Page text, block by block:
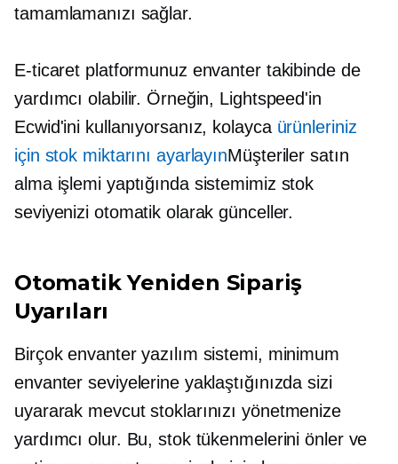
tamamlamanızı sağlar.
E-ticaret platformunuz envanter takibinde de
yardımcı olabilir. Örneğin, Lightspeed'in
Ecwid'ini kullanıyorsanız, kolayca ürünleriniz
için stok miktarını ayarlayınMüşteriler satın
alma işlemi yaptığında sistemimiz stok
seviyenizi otomatik olarak günceller.
Otomatik Yeniden Sipariş
Uyarıları
Birçok envanter yazılım sistemi, minimum
envanter seviyelerine yaklaştığınızda sizi
uyararak mevcut stoklarınızı yönetmenize
yardımcı olur. Bu, stok tükenmelerini önler ve